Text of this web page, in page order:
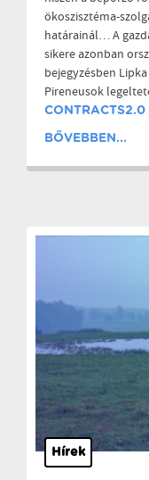
ökoszisztéma-
határainál… A
sikere azonban
bejegyzésben
Pireneusok
CONTRACTS2.0
BŐVEBBEN...
Hírek